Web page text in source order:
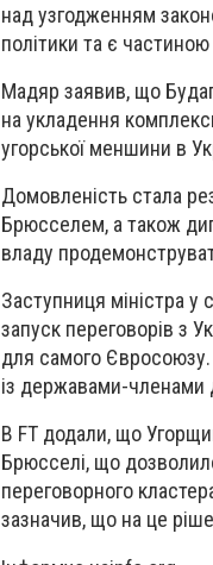
над узгодженням
політики та є
Мадяр заявив, що
на укладення
угорської меншини в
Домовленість стала
Брюсселем, а також
владу
Заступниця міністра у
запуск переговорів з
для самого Євросоюзу.
із державами-членами
В FT додали, що
Брюсселі, що
переговорного
зазначив, що на це